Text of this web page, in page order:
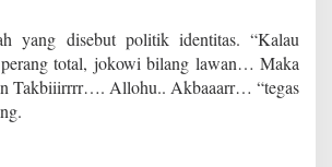
yang disebut politik identitas. “Kalau
total, jokowi bilang lawan… Maka
Takbiiirrrr…. Allohu.. Akbaaarr… “tegas